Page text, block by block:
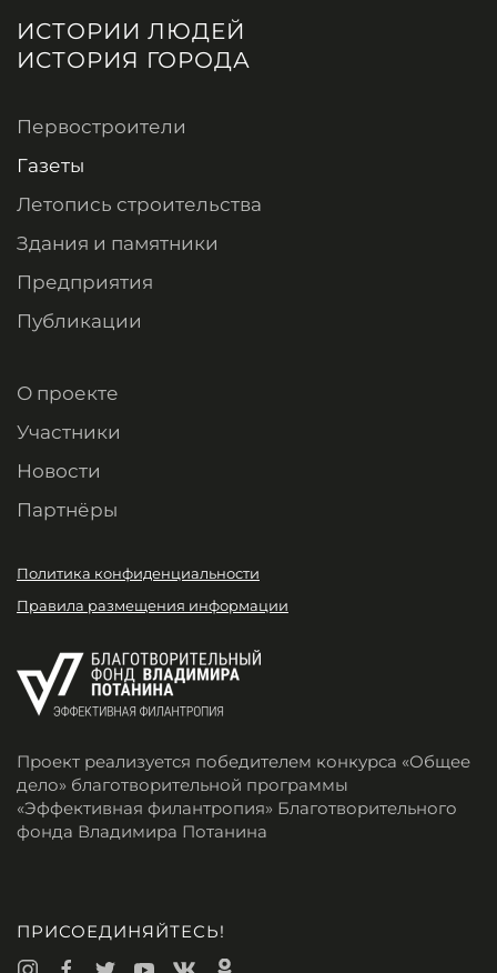
ИСТОРИИ ЛЮДЕЙ
ИСТОРИЯ ГОРОДА
Первостроители
Газеты
Летопись строительства
Здания и памятники
Предприятия
Публикации
О проекте
Участники
Новости
Партнёры
Политика конфиденциальности
Правила размещения информации
Проект реализуется победителем конкурса «Общее
дело» благотворительной программы
«Эффективная филантропия» Благотворительного
фонда Владимира Потанина
ПРИСОЕДИНЯЙТЕСЬ!